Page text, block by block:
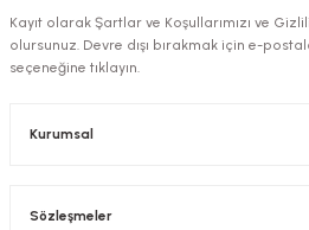
Kayıt olarak Şartlar ve Koşullarımızı ve
olursunuz. Devre dışı bırakmak için e-
seçeneğine tıklayın.
Kurumsal
Sözleşmeler